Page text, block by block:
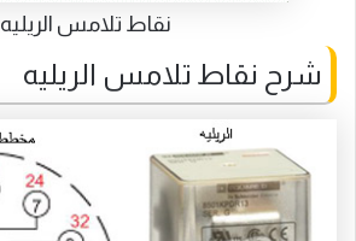
نقاط تلامس الريليه
شرح نقاط تلامس الريليه